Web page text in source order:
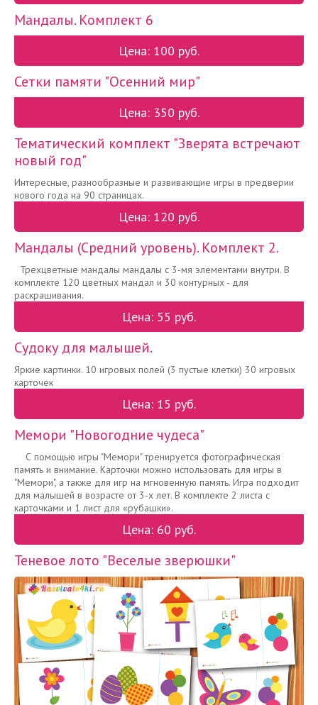
Мандалы. Комплект 6
Цена: 100 руб.
Сетки памяти "Осенний мир"
Цена: 350 руб.
Тематический комплект "Зверята встречают
новый год"
Интересные, разнообразные и развивающие игры в предверии
нового года на 90 страницах.
Цена: 120 руб.
Мандалы (Средний уровень). Комплект 2.
Трехцветные мандалы мандалы с 3-мя элементами внутри. В
комплекте 120 цветных мандал и 30 контурных - для
раскрашивания.
Цена: 55 руб.
Судоку для малышей.
Яркие картинки. 10 игровых полей (3 пустые клетки) 30 игровых
карточек
Цена: 15 руб.
Мемори "Новогодние чудеса"
С помощью игры "Мемори" тренируется фотографическая
память и внимание. Карточки можно использовать для игры в
"Мемори", а также для игр на мгновенную память. Игра подходит
для малышей в возрасте от 3-х лет. В комплекте 2 листа с
карточками и 1 лист для «рубашки».
Цена: 60 руб.
Теневое лото "Веселые зверюшки"